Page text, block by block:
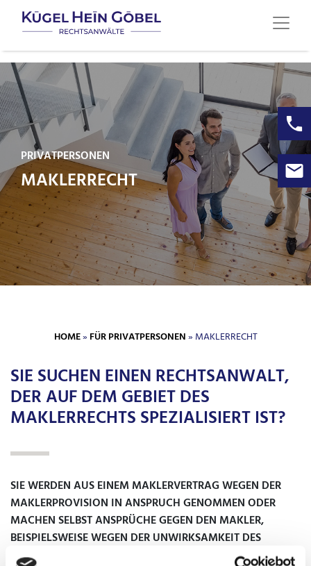
PRIVATPERSONEN
MAKLERRECHT
HOME» FÜR PRIVATPERSONEN» MAKLERRECHT
SIE SUCHEN EINEN RECHTSANWALT,
DER AUF DEM GEBIET DES
MAKLERRECHTS SPEZIALISIERT IST?
SIE WERDEN AUS EINEM MAKLERVERTRAG WEGEN DER
MAKLERPROVISION IN ANSPRUCH GENOMMEN ODER
MACHEN SELBST ANSPRÜCHE GEGEN DEN MAKLER,
BEISPIELSWEISE WEGEN DER UNWIRKSAMKEIT DES
MAKLERVERTRAGES, GELTEND.